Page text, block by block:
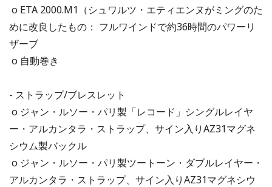
o ETA 2000.M1（シュワルツ・エティエンヌがミングのた
めに改良したもの： フルワインドで約36時間のパワーリ
ザーブ
o 自動巻き
- ストラップ/ブレスレット
o ジャン・ルソー・パリ製「レコード」シングルレイヤ
ー・アルカンタラ・ストラップ、サイン入りAZ31マグネ
シウム製バックル
o ジャン・ルソー・パリ製ツートーン・ダブルレイヤー・
アルカンタラ・ストラップ、サイン入りAZ31マグネシウ